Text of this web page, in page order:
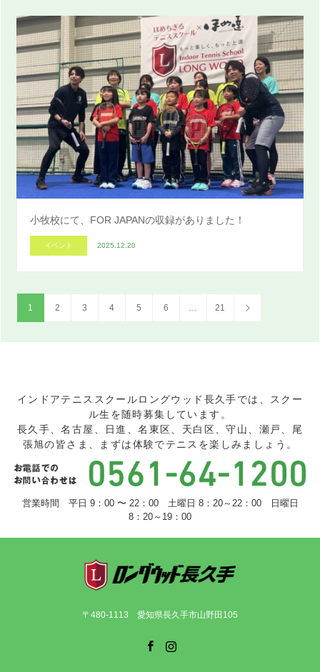
小牧校にて、FOR JAPANの収録がありました！
イベント 2025.12.20
1 2 3 4 5 6 … 21
インドアテニススクールロングウッド長久手では、スクー
ル生を随時募集しています。
長久手、名古屋、日進、名東区、天白区、守山、瀬戸、尾
張旭の皆さま、まずは体験でテニスを楽しみましょう。
営業時間 平日 9：00 〜 22：00 土曜日 8：20～22：00 日曜日
8：20～19：00
〒480-1113 愛知県長久手市山野田105